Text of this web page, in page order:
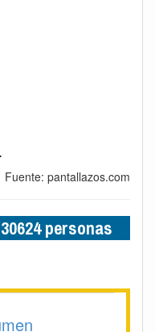
Fuente: pantallazos.com
personas